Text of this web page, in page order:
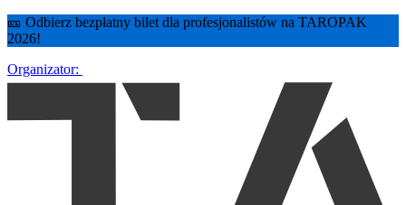
🎫 Odbierz bezpłatny bilet dla profesjonalistów na TAROPAK
2026!
Organizator: